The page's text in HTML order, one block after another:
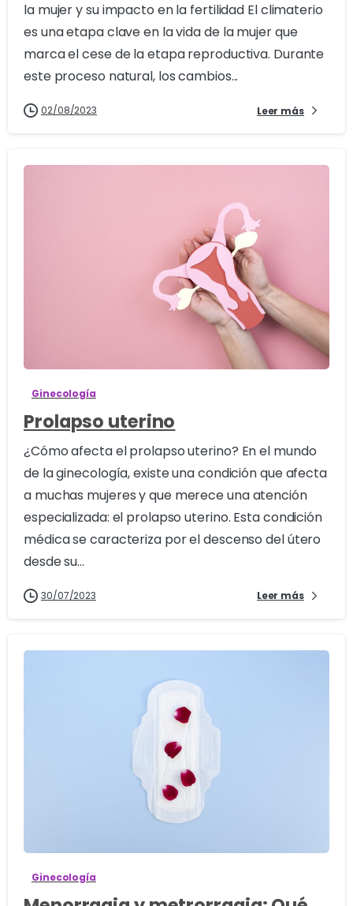
la mujer y su impacto en la fertilidad El climaterio
es una etapa clave en la vida de la mujer que
marca el cese de la etapa reproductiva. Durante
este proceso natural, los cambios...
02/08/2023 Leer más
1
Ginecología
Prolapso uterino
¿Cómo afecta el prolapso uterino? En el mundo
de la ginecología, existe una condición que afecta
a muchas mujeres y que merece una atención
especializada: el prolapso uterino. Esta condición
médica se caracteriza por el descenso del útero
desde su...
30/07/2023 Leer más
Ginecología